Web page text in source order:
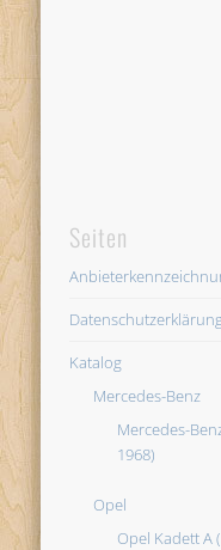
Seiten
Katalog
Mercedes-Benz
Mercedes-
1968)
Opel
Opel Kadett A